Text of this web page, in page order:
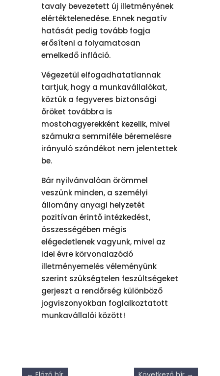
tavaly bevezetett új illetményének
elértéktelenedése. Ennek negatív
hatását pedig tovább fogja
erősíteni a folyamatosan
emelkedő infláció.
Végezetül elfogadhatatlannak
tartjuk, hogy a munkavállalókat,
köztük a fegyveres biztonsági
őröket továbbra is
mostohagyerekként kezelik, mivel
számukra semmiféle béremelésre
irányuló szándékot nem jelentettek
be.
Bár nyilvánvalóan örömmel
veszünk minden, a személyi
állomány anyagi helyzetét
pozitívan érintő intézkedést,
összességében mégis
elégedetlenek vagyunk, mivel az
idei évre körvonalazódó
illetményemelés véleményünk
szerint szükségtelen feszültségeket
gerjeszt a rendőrség különböző
jogviszonyokban foglalkoztatott
munkavállalói között!